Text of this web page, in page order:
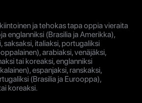
ja tehokas tapa oppia vieraita
englanniksi (Brasilia ja Amerikka),
saksaksi, italiaksi, portugaliksi
arabiaksi, venäjäksi,
tai koreaksi, englanniksi
espanjaksi, ranskaksi,
(Brasilia ja Eurooppa),
koreaksi.